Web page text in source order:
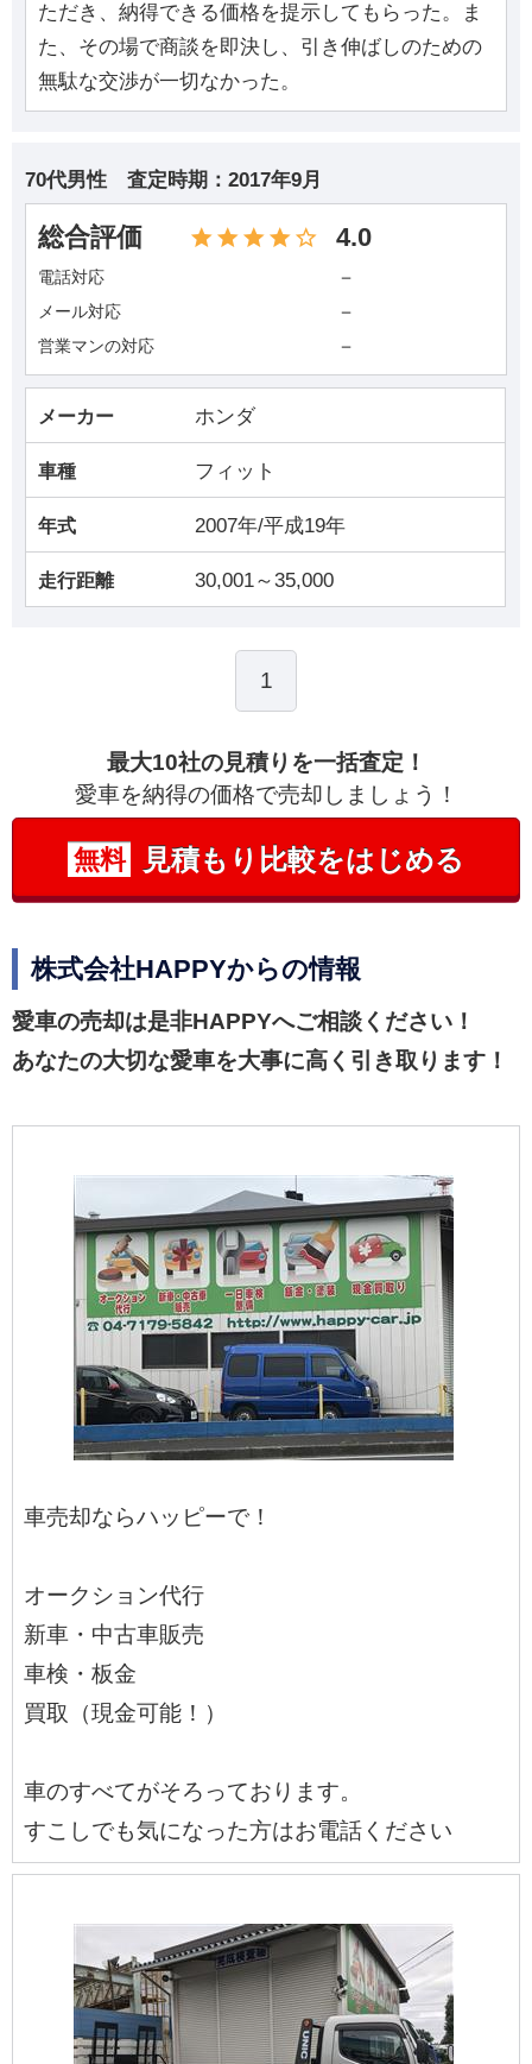
ただき、納得できる価格を提示してもらった。ま
た、その場で商談を即決し、引き伸ばしのための
無駄な交渉が一切なかった。
70代男性 査定時期： 2017年9月
総合評価 4.0
電話対応 －
メール対応 －
営業マンの対応 －
メーカー ホンダ
車種 フィット
年式 2007年/平成19年
走行距離 30,001～35,000
1
最大10社の見積りを一括査定！
愛車を納得の価格で売却しましょう！
無料 見積もり比較をはじめる
株式会社HAPPYからの情報
愛車の売却は是非HAPPYへご相談ください！
あなたの大切な愛車を大事に高く引き取ります！
車売却ならハッピーで！
オークション代行
新車・中古車販売
車検・板金
買取（現金可能！）
車のすべてがそろっております。
すこしでも気になった方はお電話ください